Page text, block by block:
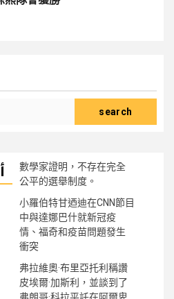
search
數學家證明，不存在完全
公平的選舉制度。
小羅伯特甘迺迪在CNN節目
中與達娜巴什就新冠疫
情、福奇和疫苗問題發生
衝突
弗拉維奧·布里亞托利稱讚
皮埃爾·加斯利，並談到了